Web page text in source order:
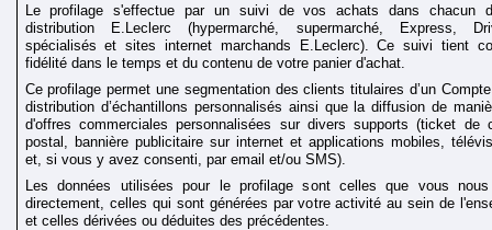
Le profilage s'effectue par un suivi de vos achats dans chacun
distribution E.Leclerc (hypermarché, supermarché, Express,
spécialisés et sites internet marchands E.Leclerc). Ce suivi tient
fidélité dans le temps et du contenu de votre panier d'achat.
Ce profilage permet une segmentation des clients titulaires d’un
distribution d’échantillons personnalisés ainsi que la diffusion de
d'offres commerciales personnalisées sur divers supports (ticket de
postal, bannière publicitaire sur internet et applications mobiles,
et, si vous y avez consenti, par email et/ou SMS).
Les données utilisées pour le profilage sont celles que vous
directement, celles qui sont générées par votre activité au sein de
et celles dérivées ou déduites des précédentes.